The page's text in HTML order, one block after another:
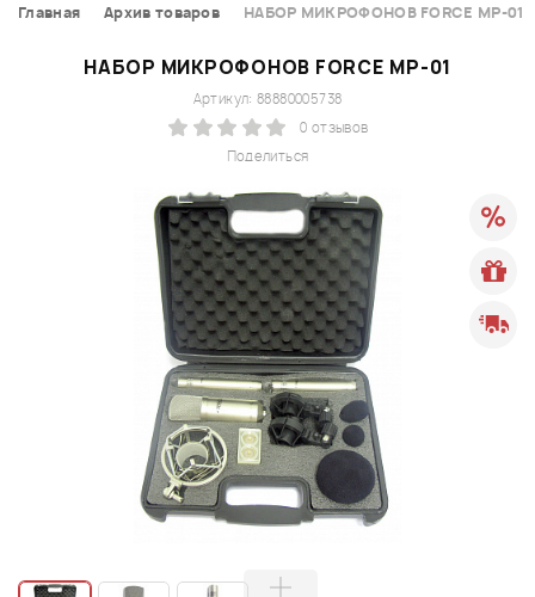
Главная Архив товаров НАБОР МИКРОФОНОВ FORCE MP-01
НАБОР МИКРОФОНОВ FORCE MP-01
Поделиться
Артикул: 88880005738
0 отзывов